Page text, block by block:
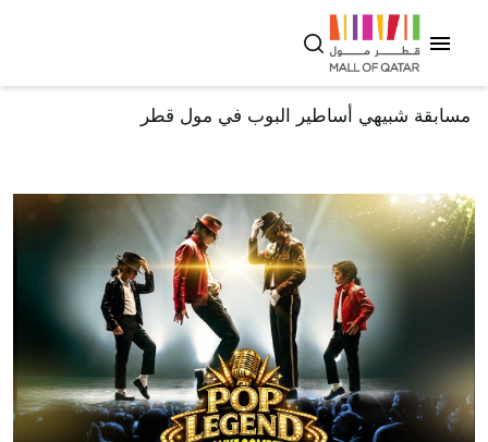
مسابقة شبيهي أساطير البوب ​​في مول قطر